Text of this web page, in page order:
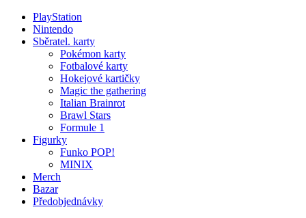
PlayStation
Nintendo
Sběratel. karty
Pokémon karty
Fotbalové karty
Hokejové kartičky
Magic the gathering
Italian Brainrot
Brawl Stars
Formule 1
Figurky
Funko POP!
MINIX
Merch
Bazar
Předobjednávky